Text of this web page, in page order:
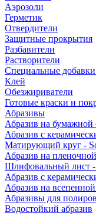
Аэрозоли
Герметик
Отвердители
Защитные прокрытия
Разбавители
Растворители
Специальные
Клей
Обезжириватели
Готовые краски и
Абразивы
Абразив на бумажной
Абразив с
Матирующий круг -
Абразив на
Шлифовальный лист -
Абразив с
Абразив на
Абразивы для
Водостойкий абразив